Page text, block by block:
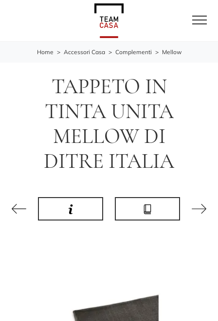
Home > Accessori Casa > Complementi > Mellow
TAPPETO IN
TINTA UNITA
MELLOW DI
DITRE ITALIA